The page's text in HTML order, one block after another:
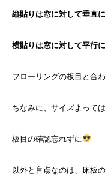
縦貼りは窓に対して垂直
横貼りは窓に対して平行
フローリングの板目と合
ちなみに、サイズよって
板目の確認忘れずに
以外と盲点なのは、床板の